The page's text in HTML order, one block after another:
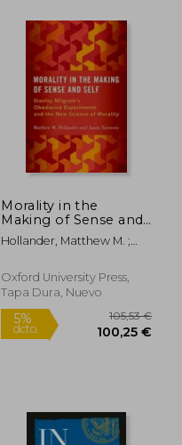
5%
dcto.
Morality in the
Making of Sense and
Self: Stanley
Milgram's Obedience
New Science of
Morality (en Inglés)
Hollander, Matthew M. ;
Oxford University Press,
Tapa Dura, Nuevo